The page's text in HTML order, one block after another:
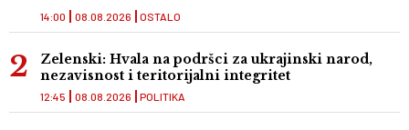
OSTALO
14:00 08.08.2026
Zelenski: Hvala na podršci za ukrajinski narod,
nezavisnost i teritorijalni integritet
POLITIKA
12:45 08.08.2026